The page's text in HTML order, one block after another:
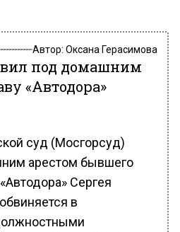
Автор: Оксана Герасимова
под домашним
«Автодора»
суд (Мосгорсуд)
арестом бывшего
Сергея
в